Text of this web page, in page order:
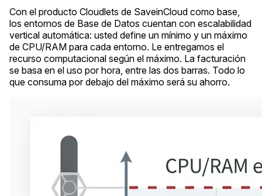
Con el producto Cloudlets de SaveinCloud como base,
los entornos de Base de Datos cuentan con escalabilidad
vertical automática: usted define un mínimo y un máximo
de CPU/RAM para cada entorno. Le entregamos el
recurso computacional según el máximo. La facturación
se basa en el uso por hora, entre las dos barras. Todo lo
que consuma por debajo del máximo será su ahorro.